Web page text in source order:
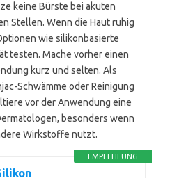
keine Bürste bei akuten
Stellen. Wenn die Haut ruhig
wie silikonbasierte
testen. Mache vorher einen
kurz und selten. Als
Schwämme oder Reinigung
vor der Anwendung eine
besonders wenn
Wirkstoffe nutzt.
EMPFEHLUNG